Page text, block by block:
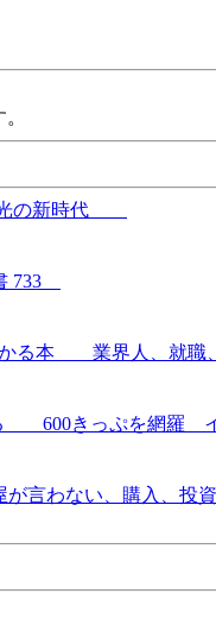
光の新時代
733
かる本 業界人、就職
る 600きっぷを網羅
言わない、購入、投